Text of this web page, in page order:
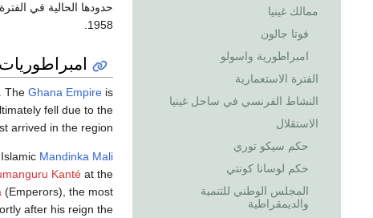
ممالك غينيا
فوتا جالون
امبراطورية واسولو
الفترة الاستعمارية
النشاط الفرنسي في ساحل غينيا
الاستقلال
حكم سيكو توري
حكم لوسانا كونتي
المجلس الوطني للتنمية
والديمقراطية
حدودها الحالية في
1958.
The Ghana Empire is
fell due to the
arrived in the region.
Mandinka Mali
Kanté at the
(Emperors), the most
after his reign the